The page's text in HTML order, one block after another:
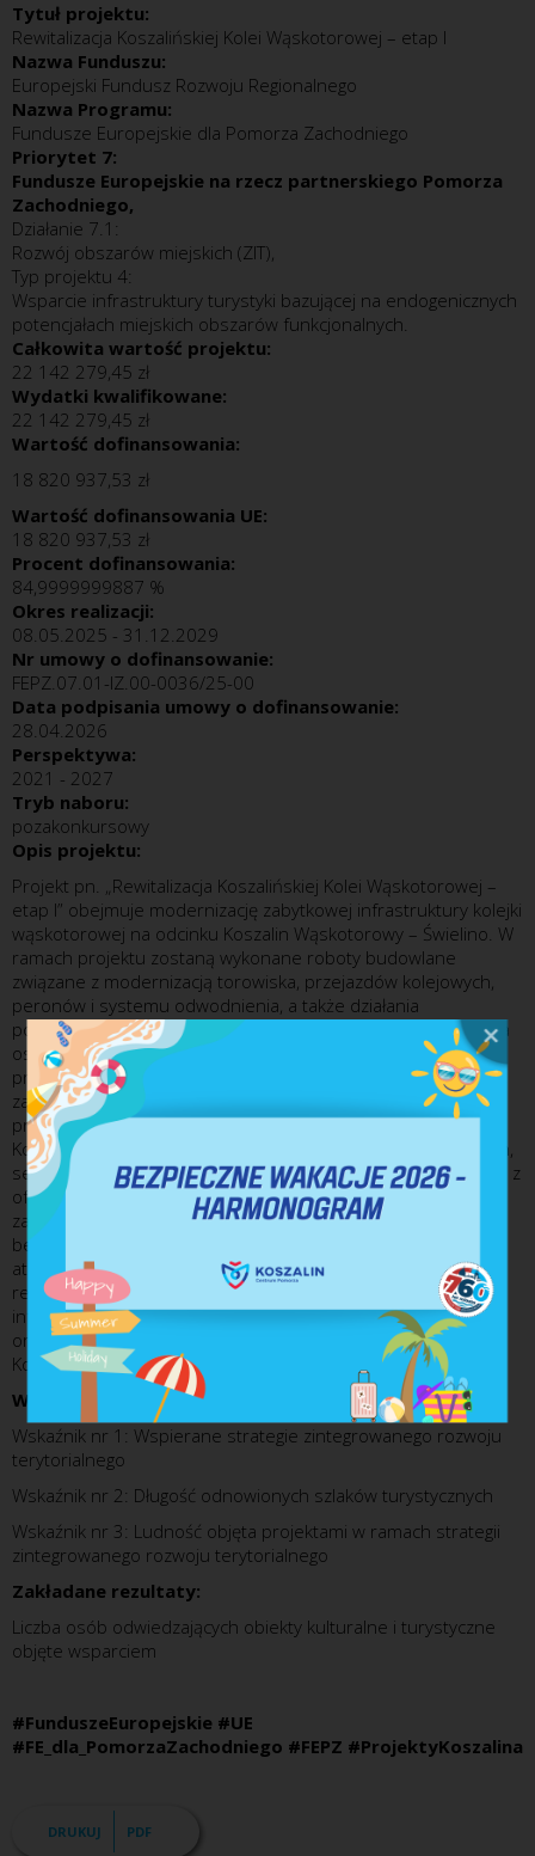
Tytuł projektu:
Rewitalizacja Koszalińskiej Kolei Wąskotorowej – etap I
Nazwa Funduszu:
Europejski Fundusz Rozwoju Regionalnego
Nazwa Programu:
Fundusze Europejskie dla Pomorza Zachodniego
Priorytet 7:
Fundusze Europejskie na rzecz partnerskiego Pomorza
Zachodniego,
Działanie 7.1:
Rozwój obszarów miejskich (ZIT),
Typ projektu 4:
Wsparcie infrastruktury turystyki bazującej na endogenicznych
potencjałach miejskich obszarów funkcjonalnych.
Całkowita wartość projektu:
22 142 279,45 zł
Wydatki kwalifikowane:
22 142 279,45 zł
Wartość dofinansowania:
18 820 937,53 zł
Wartość dofinansowania UE:
18 820 937,53 zł
Procent dofinansowania:
84,9999999887 %
Okres realizacji:
08.05.2025 - 31.12.2029
Nr umowy o dofinansowanie:
FEPZ.07.01-IZ.00-0036/25-00
Data podpisania umowy o dofinansowanie:
28.04.2026
Perspektywa:
2021 - 2027
Tryb naboru:
pozakonkursowy
Opis projektu:
Projekt pn. „Rewitalizacja Koszalińskiej Kolei Wąskotorowej –
etap I” obejmuje modernizację zabytkowej infrastruktury kolejki
wąskotorowej na odcinku Koszalin Wąskotorowy – Świelino. W
ramach projektu zostaną wykonane roboty budowlane
związane z modernizacją torowiska, przejazdów kolejowych,
peronów i systemu odwodnienia, a także działania
poprawiające bezpieczeństwo i dostępność infrastruktury dla
osób ze szczególnymi potrzebami. Projekt obejmuje również
przygotowanie dokumentacji technicznej, nadzór inwestorski,
zarządzanie projektem oraz działania informacyjno-
promocyjne. Projekt skierowany jest do mieszkańców
Koszalina i regionu, turystów, rodzin z dziećmi, grup szkolnych,
seniorów oraz osób z niepełnosprawnościami korzystających z
oferty Koszalińskiej Kolei Wąskotorowej. Celem projektu jest
zachowanie zabytkowej infrastruktury kolejowej, poprawa
bezpieczeństwa i dostępności obiektu oraz zwiększenie
atrakcyjności turystycznej i kulturowej regionu. Efektem
realizacji projektu będzie poprawa stanu technicznego
infrastruktury kolejowej, zwiększenie liczby odwiedzających
oraz rozwój funkcji turystycznych i społecznych Koszalińskiej
Kolei Wąskotorowej.
Wskaźniki produktu:
Wskaźnik nr 1: Wspierane strategie zintegrowanego rozwoju
terytorialnego
Wskaźnik nr 2: Długość odnowionych szlaków turystycznych
Wskaźnik nr 3: Ludność objęta projektami w ramach strategii
zintegrowanego rozwoju terytorialnego
Zakładane rezultaty:
Liczba osób odwiedzających obiekty kulturalne i turystyczne
objęte wsparciem
#FunduszeEuropejskie #UE
#FE_dla_PomorzaZachodniego #FEPZ #ProjektyKoszalina
DRUKUJ PDF